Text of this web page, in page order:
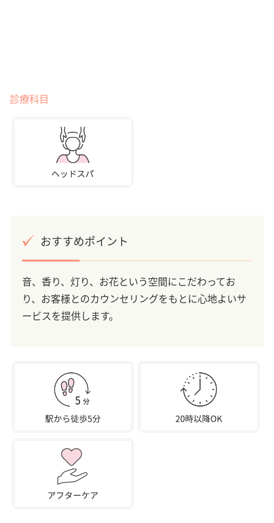
診療科目
おすすめポイント
音、香り、灯り、お花という空間にこだわってお
り、お客様とのカウンセリングをもとに心地よいサ
ービスを提供します。